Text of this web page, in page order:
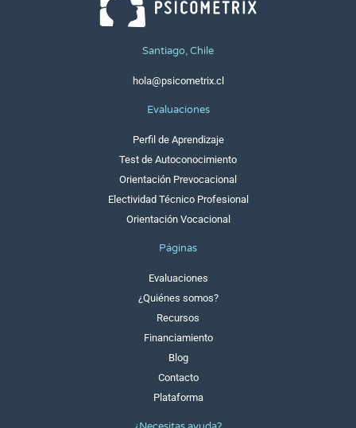
Santiago, Chile
hola@psicometrix.cl
Evaluaciones
Perfil de Aprendizaje
Test de Autoconocimiento
Orientación Prevocacional
Electividad Técnico Profesional
Orientación Vocacional
Páginas
Evaluaciones
¿Quiénes somos?
Recursos
Financiamiento
Blog
Contacto
Plataforma